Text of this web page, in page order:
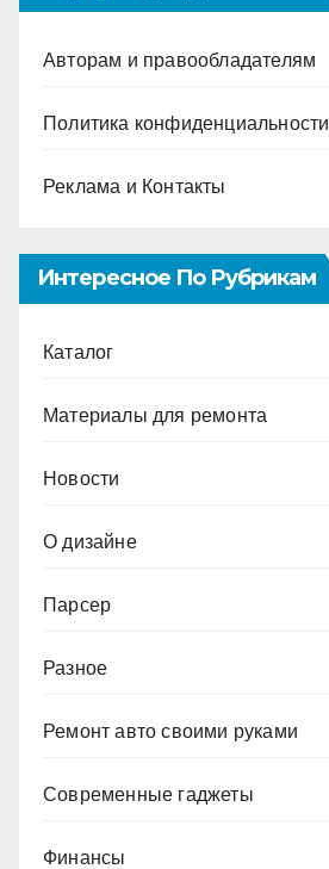
Авторам и правообладателям
Политика конфиденциальности
Реклама и Контакты
Интересное По Рубрикам
Каталог
Материалы для ремонта
Новости
О дизайне
Парсер
Разное
Ремонт авто своими руками
Современные гаджеты
Финансы